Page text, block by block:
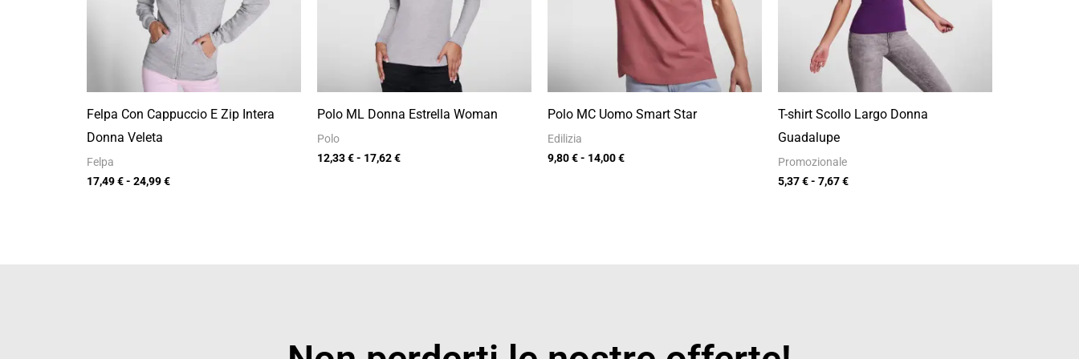
Felpa Con Cappuccio E Zip Intera
Donna Veleta
Felpa
17,49€ - 24,99€
Polo ML Donna Estrella Woman
Polo
12,33€- 17,62€
Polo MC Uomo Smart Star
Edilizia
9,80€- 14,00€
T-shirt Scollo Largo Donna
Guadalupe
Promozionale
5,37€- 7,67€